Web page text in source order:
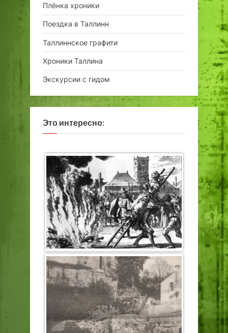
Плёнка хроники
Поездка в Таллинн
Таллиннское графити
Хроники Таллина
Экскурсии с гидом
Это интересно: